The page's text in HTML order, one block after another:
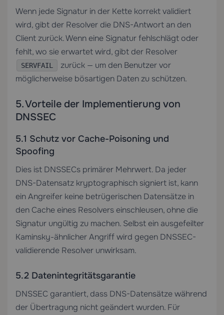
Wenn jede Signatur in der Kette korrekt validiert
wird, gibt der Resolver die DNS-Antwort an den
Client zurück. Wenn eine Signatur fehlschlägt oder
fehlt, wo sie erwartet wird, gibt der Resolver
SERVFAIL
zurück — um den Benutzer vor
möglicherweise bösartigen Daten zu schützen.
5. Vorteile der Implementierung von
DNSSEC
5.1 Schutz vor Cache-Poisoning und
Spoofing
Dies ist DNSSECs primärer Mehrwert. Da jeder
DNS-Datensatz kryptographisch signiert ist, kann
ein Angreifer keine betrügerischen Datensätze in
den Cache eines Resolvers einschleusen, ohne die
Signatur ungültig zu machen. Selbst ein ausgefeilter
Kaminsky-ähnlicher Angriff wird gegen DNSSEC-
validierende Resolver unwirksam.
5.2 Datenintegritätsgarantie
DNSSEC garantiert, dass DNS-Datensätze während
der Übertragung nicht geändert wurden. Für